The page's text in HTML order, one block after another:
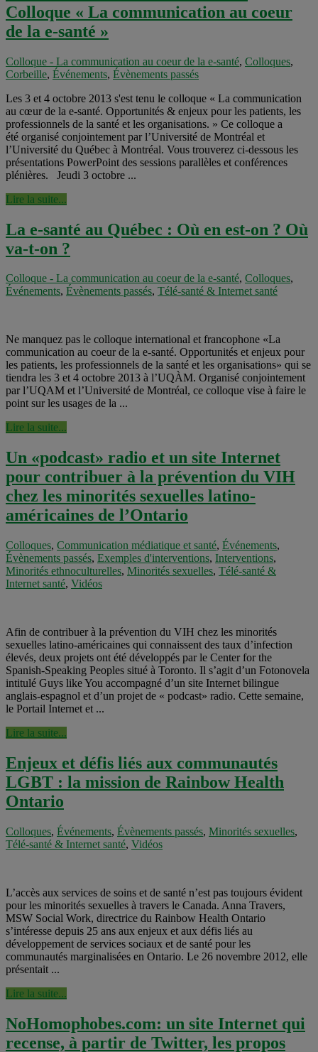
Colloque « La communication au coeur
de la e-santé »
Colloque - La communication au coeur de la e-santé, Colloques,
Corbeille, Événements, Évènements passés
Les 3 et 4 octobre 2013 s'est tenu le colloque « La communication
au cœur de la e-santé. Opportunités & enjeux pour les patients, les
professionnels de la santé et les organisations. » Ce colloque a
été organisé conjointement par l’Université de Montréal et
l’Université du Québec à Montréal. Vous trouverez ci-dessous les
présentations PowerPoint des sessions parallèles et conférences
plénières. Jeudi 3 octobre ...
Lire la suite...
La e-santé au Québec : Où en est-on ? Où
va-t-on ?
Colloque - La communication au coeur de la e-santé, Colloques,
Événements, Évènements passés, Télé-santé & Internet santé
Ne manquez pas le colloque international et francophone «La
communication au coeur de la e-santé. Opportunités et enjeux pour
les patients, les professionnels de la santé et les organisations» qui se
tiendra les 3 et 4 octobre 2013 à l’UQÀM. Organisé conjointement
par l’UQAM et l’Université de Montréal, ce colloque vise à faire le
point sur les usages de la ...
Lire la suite...
Un «podcast» radio et un site Internet
pour contribuer à la prévention du VIH
chez les minorités sexuelles latino-
américaines de l’Ontario
Colloques, Communication médiatique et santé, Événements,
Évènements passés, Exemples d'interventions, Interventions,
Minorités ethnoculturelles, Minorités sexuelles, Télé-santé &
Internet santé, Vidéos
Afin de contribuer à la prévention du VIH chez les minorités
sexuelles latino-américaines qui connaissent des taux d’infection
élevés, deux projets ont été développés par le Center for the
Spanish-Speaking Peoples situé à Toronto. Il s’agit d’un Fotonovela
intitulé Guys like You accompagné d’un site Internet bilingue
anglais-espagnol et d’un projet de « podcast» radio. Cette semaine,
le Portail Internet et ...
Lire la suite...
Enjeux et défis liés aux communautés
LGBT : la mission de Rainbow Health
Ontario
Colloques, Événements, Évènements passés, Minorités sexuelles,
Télé-santé & Internet santé, Vidéos
L’accès aux services de soins et de santé n’est pas toujours évident
pour les minorités sexuelles à travers le Canada. Anna Travers,
MSW Social Work, directrice du Rainbow Health Ontario
s’intéresse depuis 25 ans aux enjeux et aux défis liés au
développement de services sociaux et de santé pour les
communautés marginalisées en Ontario. Le 26 novembre 2012, elle
présentait ...
Lire la suite...
NoHomophobes.com: un site Internet qui
recense, à partir de Twitter, les propos